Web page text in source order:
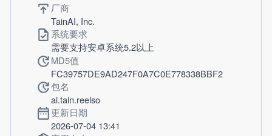
厂商
TainAI, Inc.
系统要求
需要支持安卓系统5.2以上
MD5值
FC39757DE9AD247F0A7C0E778338BBF2
包名
ai.tain.reelso
更新日期
2026-07-04 13:41